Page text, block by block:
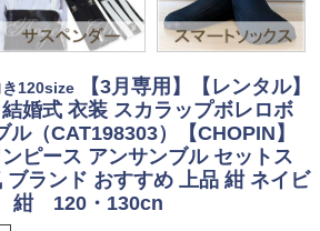
き120size
【3月専用】【レンタル】
婚式 衣装 スカラップボレロボ
（CAT198303）【CHOPIN】
ンピース アンサンブル セットス
ブランド おすすめ 上品 紺 ネイビ
紺 120・130cn